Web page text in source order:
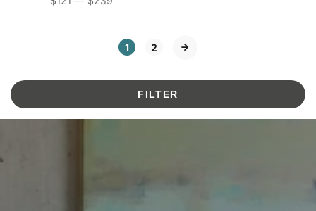
1 2
FILTER